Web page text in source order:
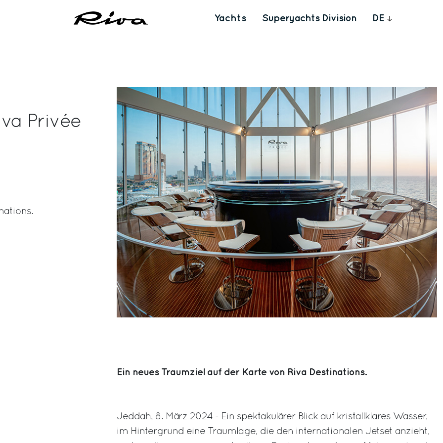
Yachts Superyachts Division DE
Privée
Ein neues Traumziel auf der Karte von Riva Destinations.
Jeddah, 8. März 2024 - Ein spektakulärer Blick auf kristallklares Wasser,
im Hintergrund eine Traumlage, die den internationalen Jetset anzieht,